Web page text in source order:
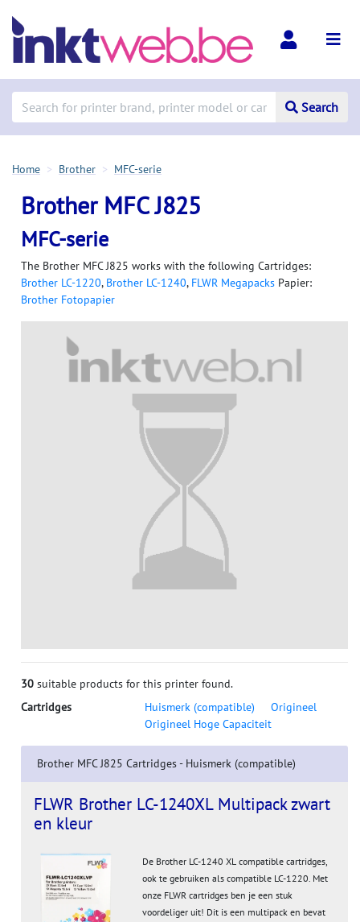
Search
Home Brother MFC-serie
Brother MFC J825
MFC-serie
The Brother MFC J825 works with the following Cartridges:
Brother LC-1220, Brother LC-1240, FLWR Megapacks Papier:
Brother Fotopapier
30 suitable products for this printer found.
Cartridges
Huismerk (compatible)
Origineel
Origineel Hoge Capaciteit
Brother MFC J825 Cartridges - Huismerk (compatible)
FLWR Brother LC-1240XL Multipack zwart
en kleur
De Brother LC-1240 XL compatible cartridges,
ook te gebruiken als compatible LC-1220. Met
onze FLWR cartridges ben je een stuk
voordeliger uit! Dit is een multipack en bevat